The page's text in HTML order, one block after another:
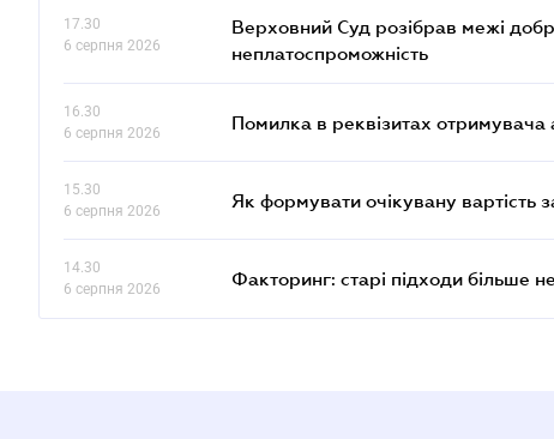
17.30
6 серпня 2026
Верховний Суд розібрав межі
неплатоспроможність
16.30
6 серпня 2026
Помилка в реквізитах отримувача
15.30
6 серпня 2026
Як формувати очікувану вартість
14.30
6 серпня 2026
Факторинг: старі підходи більше